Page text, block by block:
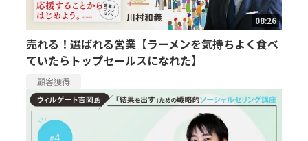
08:26
売れる！選ばれる営業【ラーメンを気持ちよく食べ
ていたらトップセールスになれた】
顧客獲得